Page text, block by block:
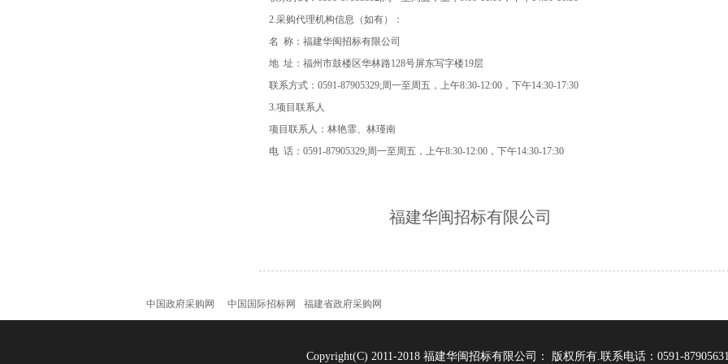
2.采购代理机构信息（如有）：
名 称： 福建华闽招标有限公司
地 址： 福州市鼓楼区华林路128号屏东写字楼19层
联系方式： 0591-87905329;周一至周五，上午8:30-12:00，下午14:30-17:30
3.项目联系人
项目联系人： 林艳霏、林瑾南
电 话： 0591-87905329;周一至周五，上午8:30-12:00，下午14:30-17:30
福建华闽招标有限公司
中国政府采购网 中国国际招标网 福建省政府采购网
Copyright(C) 2011-2018 福建华闽招标有限公司： 版权所有.联系电话：0591-